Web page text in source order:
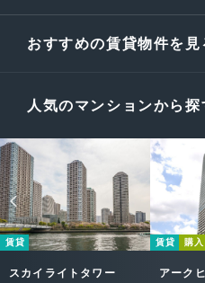
おすすめの賃貸物件を見
人気のマンションから探
賃貸
スカイライトタワー
賃貸 購入
アーク